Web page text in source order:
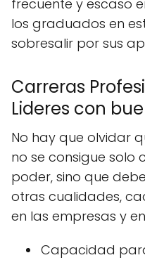
frecuente y escaso
los graduados en
sobresalir por sus
Carreras
Lideres con
No hay que olvidar
no se consigue solo
poder, sino que
otras cualidades,
en las empresas y
Capacidad